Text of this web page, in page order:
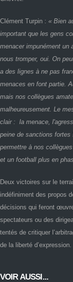
Clément Turpin : « Bien
important que les gens
menacer impunément un
nous tromper, oui. On
a des lignes à ne pas
menaces en font partie.
mais nos collègues
malheureusement. Le
clair : la menace,
peine de sanctions
permettre à nos
et un football plus en
Deux victoires sur le
indéfiniment des propos
décisions qui feront
spectateurs ou des
tentés de critiquer
de la liberté d’expression.
VOIR AUSSI...